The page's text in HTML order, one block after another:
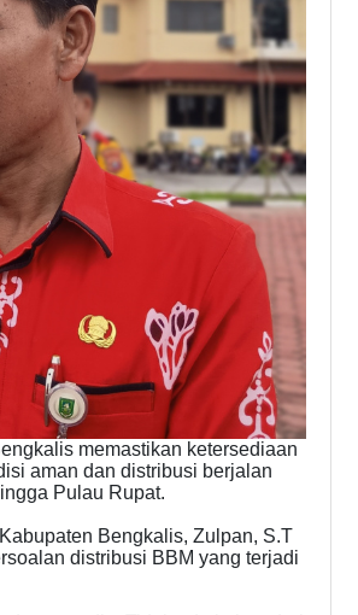
memastikan ketersediaan
aman dan distribusi berjalan
Pulau Rupat.
Bengkalis, Zulpan, S.T
distribusi BBM yang terjadi